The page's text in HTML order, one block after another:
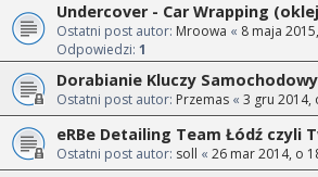
Undercover - Car Wrapping
Ostatni post autor: Mroowa « 8 maja
Odpowiedzi: 1
Dorabianie Kluczy
Ostatni post autor: Przemas « 3 gru 2014,
eRBe Detailing Team Łódź czyli
Ostatni post autor: soll « 26 mar 2014, o